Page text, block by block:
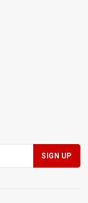
Korban TPPO dari
Sekolah
di Pondok
DJP: